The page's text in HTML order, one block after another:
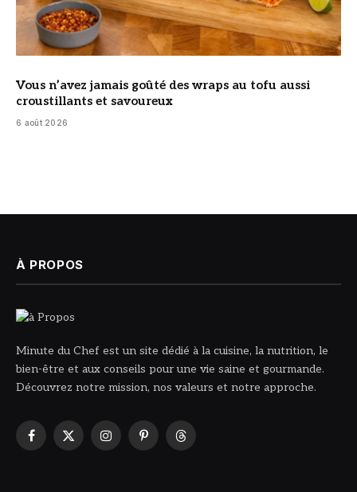
Vous n’avez jamais goûté des wraps au tofu aussi
croustillants et savoureux
6 août 2026
À PROPOS
Minute du Chef est un site dédié à la cuisine, la nutrition, le
bien-être et aux conseils pour une vie saine et gourmande.
Découvrez notre mission, nos valeurs et notre approche.
Facebook
X
InstagramPinterestThreads